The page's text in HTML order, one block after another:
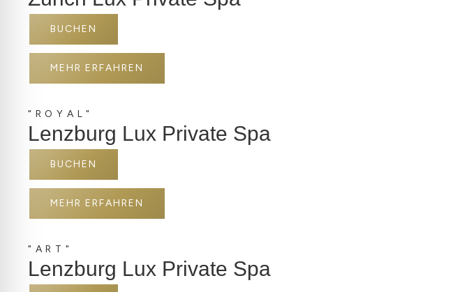
BUCHEN
MEHR ERFAHREN
"ROYAL"
Lenzburg Lux Private Spa
BUCHEN
MEHR ERFAHREN
"ART"
Lenzburg Lux Private Spa